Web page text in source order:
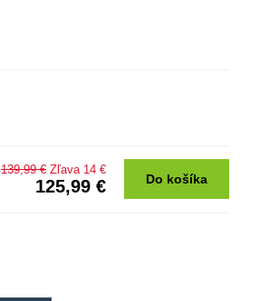
125,99 €
139,99 € Zľava 14 €
Do košíka